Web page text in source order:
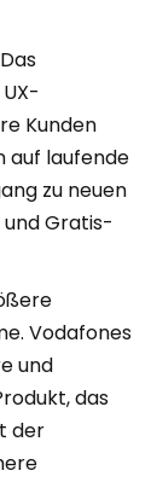
Kunden
auf laufende
zu neuen
Gratis-
Vodafones
und
das
der